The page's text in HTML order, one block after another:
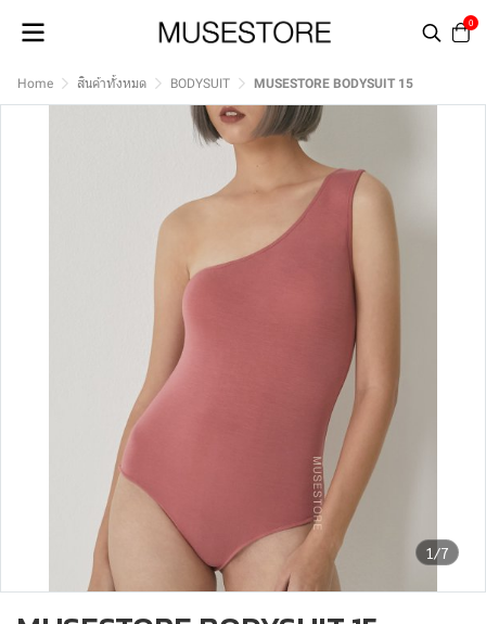
0
Home สินค้าทั้งหมด BODYSUIT MUSESTORE BODYSUIT 15
1/7